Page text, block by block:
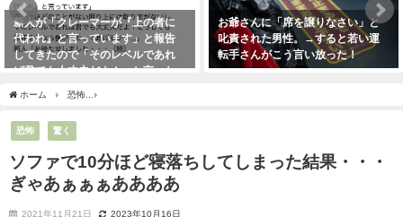
新人が「クレーマーが『上の者に
代われ』と言っています」と報告
してきたので「そのレベルであれ
ば君でも大丈夫だよ！」と言った
った！（笑）
2021年5月10日
お爺さんに「席を譲りなさい」と
叱責された男性。→すると若い運
転手さんがこう言い放った！
ホーム 恐怖
恐怖 驚く
ソファで10分ほど寝落ちしてしまった結果・・・
ぎゃあぁぁぁああああ
2021年11月21日 2023年10月16日